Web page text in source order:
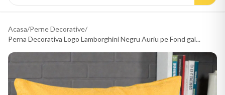
Acasa/Perne Decorative/
Perna Decorativa Logo Lamborghini Negru Auriu pe Fond gal...